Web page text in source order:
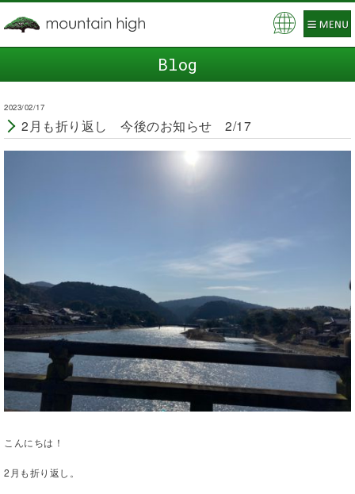
Blog
2023/02/17
2月も折り返し 今後のお知らせ 2/17
こんにちは！
2月も折り返し。